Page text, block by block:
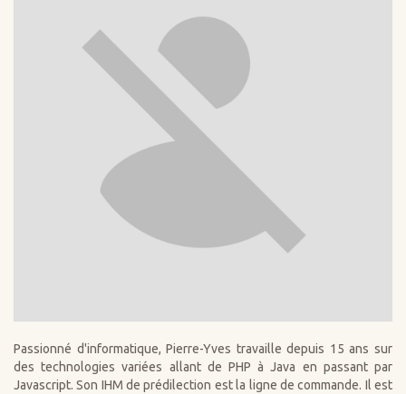
Passionné d'informatique, Pierre-Yves travaille depuis 15 ans sur
des technologies variées allant de PHP à Java en passant par
Javascript. Son IHM de prédilection est la ligne de commande. Il est